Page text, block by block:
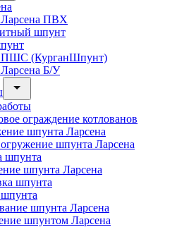
ПВХ
шпунт
(КурганШпунт)
Б/У
ограждение котлованов
шпунта Ларсена
шпунта Ларсена
шпунта
шпунта Ларсена
шпунта
шпунта Ларсена
шпунтом Ларсена